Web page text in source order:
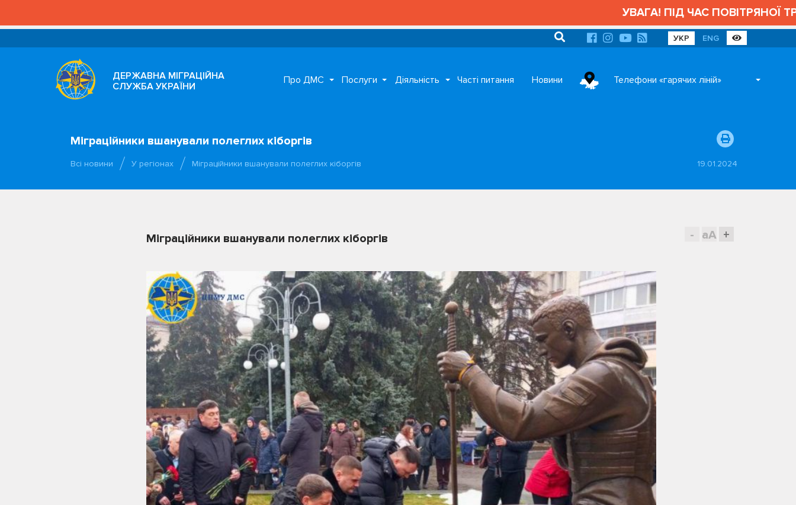
УВАГА! ПІД ЧАС ПОВІТРЯНОЇ
УКР ENG
ДЕРЖАВНА МІГРАЦІЙНА
СЛУЖБА УКРАЇНИ
Про ДМС Послуги Діяльність Часті питання Новини Телефони «гарячих ліній»
Міграційники вшанували полеглих кіборгів
Всі новини У регіонах Міграційники вшанували полеглих кіборгів 19.01.2024
- aA +
Міграційники вшанували полеглих кіборгів